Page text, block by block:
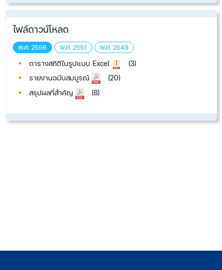
ไฟล์ดาวน์โหลด
พ.ศ. 2556​​ พ.ศ. 2551 ​​พ.ศ. 2549
ตารางสถิติในรูปแบบ Excel
(3)
รายงานฉบับสมบูรณ์
(20)
สรุปผลที่สำคัญ
(8)